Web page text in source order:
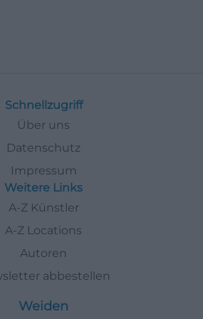
Schnellzugriff
Über uns
Datenschutz
Impressum
Weitere Links
A-Z Künstler
A-Z Locations
Autoren
abbestellen
Weiden